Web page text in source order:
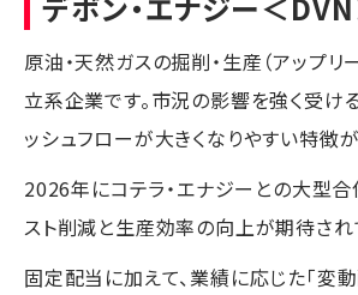
原油・天然ガスの掘削・生産（アップリ
立系企業です。市況の影響を強く受け
ッシュフローが大きくなりやすい特徴が
2026年にコテラ・エナジーとの大型合
スト削減と生産効率の向上が期待され
固定配当に加えて、業績に応じた「変